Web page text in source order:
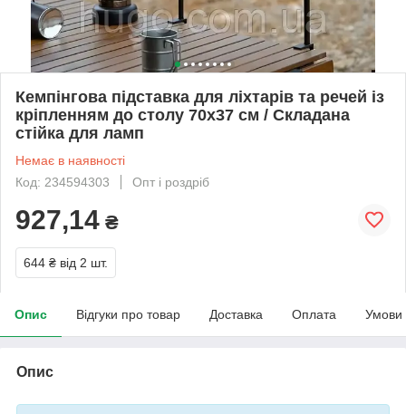
Кемпінгова підставка для ліхтарів та речей із
кріпленням до столу 70х37 см / Складана
стійка для ламп
Немає в наявності
Код: 234594303
Опт і роздріб
927,14 ₴
644 ₴ від 2 шт.
Опис Відгуки про товар Доставка Оплата Умови
Опис